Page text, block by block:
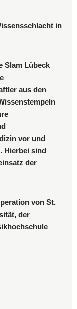
in
Slam Lübeck
aus den
vor und
Hierbei sind
der
von St.
der